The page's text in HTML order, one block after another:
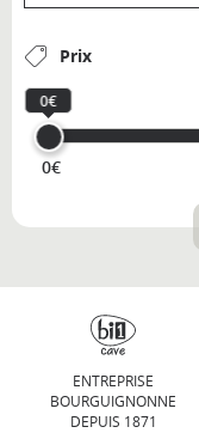
Prix
0€
0€
ENTREPRISE
BOURGUIGNONNE
DEPUIS 1871